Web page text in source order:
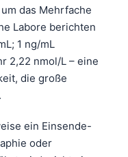
das Mehrfache
Labore berichten
1 ng/mL
2,22 nmol/L – eine
die große
ein Einsende-
oder